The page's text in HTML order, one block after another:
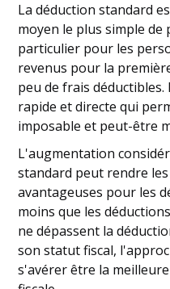
La déduction standard
moyen le plus simple de
particulier pour les
revenus pour la
peu de frais
rapide et directe qui
imposable et peut-être
L'augmentation
standard peut rendre
avantageuses pour les
moins que les
ne dépassent la
son statut fiscal,
s'avérer être la